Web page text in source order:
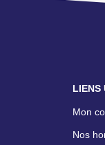
LIENS
Mon
Nos